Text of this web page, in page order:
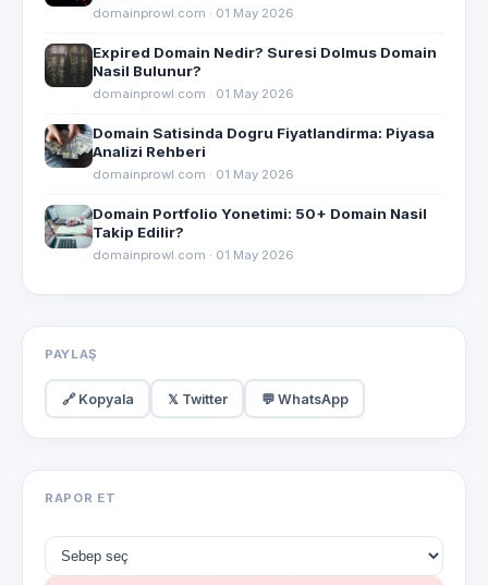
domainprowl.com · 01 May 2026
Expired Domain Nedir? Suresi Dolmus Domain
Nasil Bulunur?
domainprowl.com · 01 May 2026
Domain Satisinda Dogru Fiyatlandirma: Piyasa
Analizi Rehberi
domainprowl.com · 01 May 2026
Domain Portfolio Yonetimi: 50+ Domain Nasil
Takip Edilir?
domainprowl.com · 01 May 2026
PAYLAŞ
🔗 Kopyala 𝕏 Twitter 💬 WhatsApp
RAPOR ET